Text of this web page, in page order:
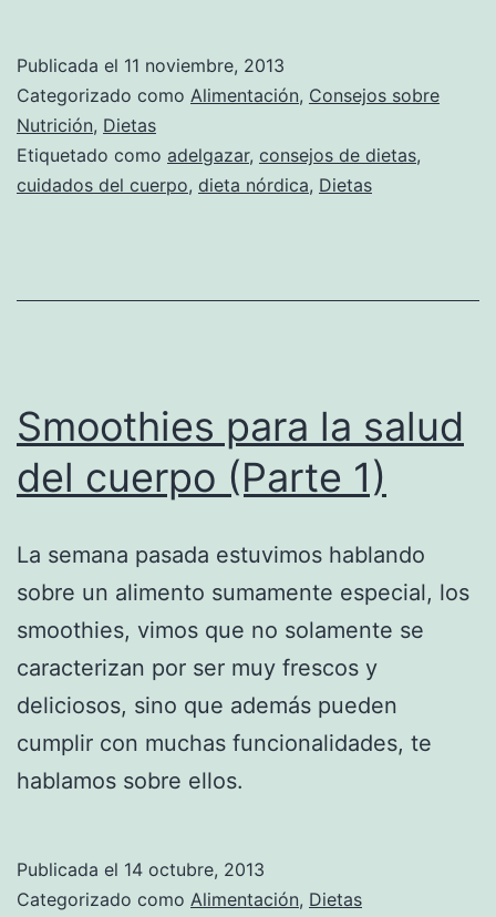
Publicada el 11 noviembre, 2013
Categorizado como Alimentación, Consejos sobre
Nutrición, Dietas
Etiquetado como adelgazar, consejos de dietas,
cuidados del cuerpo, dieta nórdica, Dietas
Smoothies para la salud
del cuerpo (Parte 1)
La semana pasada estuvimos hablando
sobre un alimento sumamente especial, los
smoothies, vimos que no solamente se
caracterizan por ser muy frescos y
deliciosos, sino que además pueden
cumplir con muchas funcionalidades, te
hablamos sobre ellos.
Publicada el 14 octubre, 2013
Categorizado como Alimentación, Dietas